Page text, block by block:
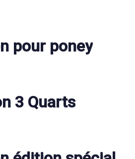
pour poney
pour poney
3 Quarts
3 Quarts